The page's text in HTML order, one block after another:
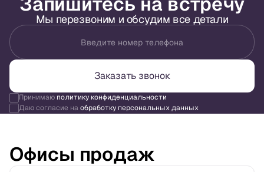
Мы перезвоним и обсудим все детали
Введите номер телефона
Заказать звонок
Принимаю политику конфиденциальности
Даю согласие наобработку персональных данных
Офисы продаж